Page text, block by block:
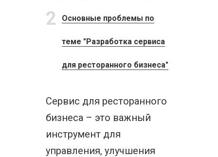
2 Основные проблемы по
теме "Разработка сервиса
для ресторанного бизнеса"
Сервис для ресторанного
бизнеса – это важный
инструмент для
управления, улучшения